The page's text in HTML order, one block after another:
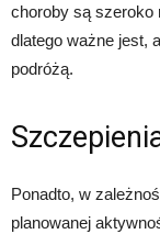
choroby są szeroko
dlatego ważne jest,
podróżą.
Ponadto, w
planowanej